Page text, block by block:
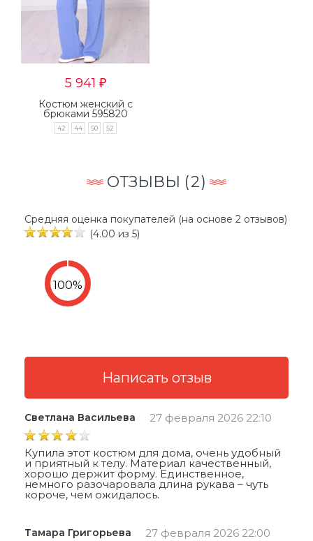
5 941 ₽
Костюм женский с
брюками 595820
42 44 50 52
ОТЗЫВЫ (2)
Средняя оценка покупателей (на основе 2 отзывов)
(4.00 из 5)
Светлана Васильева 27 февраля 2026 22:10
Купила этот костюм для дома, очень удобный
и приятный к телу. Материал качественный,
хорошо держит форму. Единственное,
немного разочаровала длина рукава – чуть
короче, чем ожидалось.
Тамара Григорьева 27 февраля 2026 22:00